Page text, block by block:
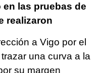
las pruebas de
realizaron
a Vigo por el
una curva a la
su margen